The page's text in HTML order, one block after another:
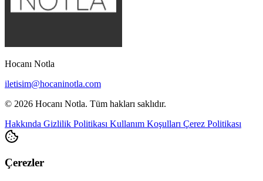
Hocanı Notla
iletisim@hocaninotla.com
© 2026 Hocanı Notla. Tüm hakları saklıdır.
Hakkında Gizlilik Politikası Kullanım Koşulları Çerez Politikası
Çerezler